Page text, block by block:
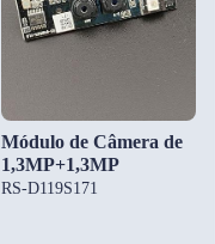
Módulo de Câmera de
1,3MP+1,3MP
RS-D119S171